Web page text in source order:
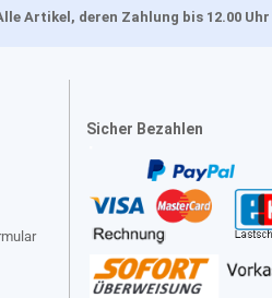
Artikel, deren Zahlung bis 12.00
Sicher Bezahlen